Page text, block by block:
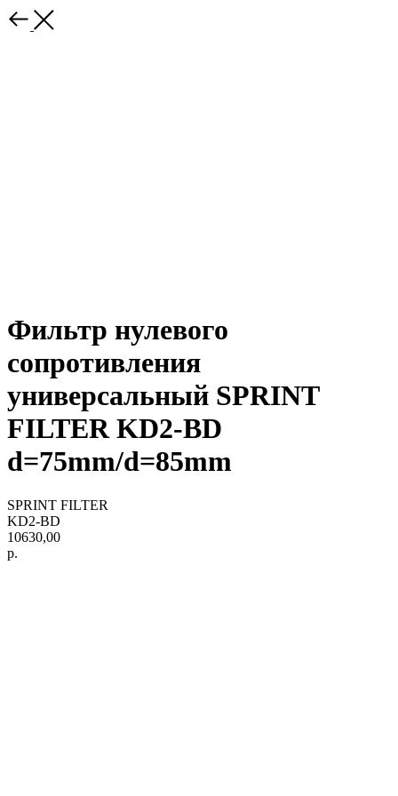
Фильтр нулевого
сопротивления
универсальный SPRINT
FILTER KD2-BD
d=75mm/d=85mm
SPRINT FILTER
KD2-BD
10630,00
р.